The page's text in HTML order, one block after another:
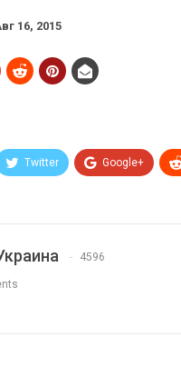
16, 2015
Twitter Google+
4596